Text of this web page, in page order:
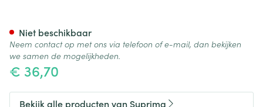
€ 36,70
Niet beschikbaar
Neem contact op met ons via telefoon of e-mail, dan bekijken
we samen de mogelijkheden.
Bekijk alle producten van Suprima